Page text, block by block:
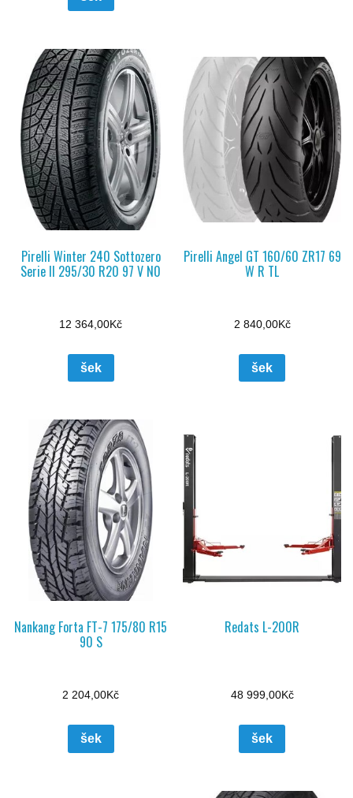
Pirelli Winter 240 Sottozero
Serie II 295/30 R20 97 V N0
12 364,00Kč
šek
Pirelli Angel GT 160/60 ZR17 69
W R TL
2 840,00Kč
šek
Nankang Forta FT-7 175/80 R15
90 S
2 204,00Kč
šek
Redats L-200R
48 999,00Kč
šek